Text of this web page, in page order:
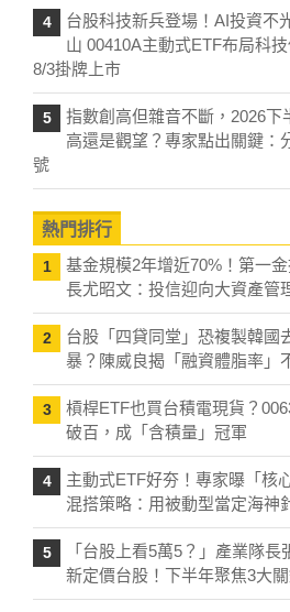
4
台股科技新兵登場！AI投資不
山 00410A主動式ETF布局科
8/3掛牌上市
5
指數創高但雜音不斷，2026下
高還是觀望？專家點出關鍵：
號
熱門排行
1
基金規模2年增近70%！第一
長尤昭文：投信迎向大資產管
2
台股「四貸同堂」恐複製韓國
暴？陳威良揭「融資體脂率」
3
槓桿ETF也買台積電現貨？
破百，成「含積量」冠軍
4
主動式ETF好夯！專家曝「核
混搭策略：用被動型當定海神
5
「台股上看5萬5？」產業隊長
新定價台股！下半年聚焦3大